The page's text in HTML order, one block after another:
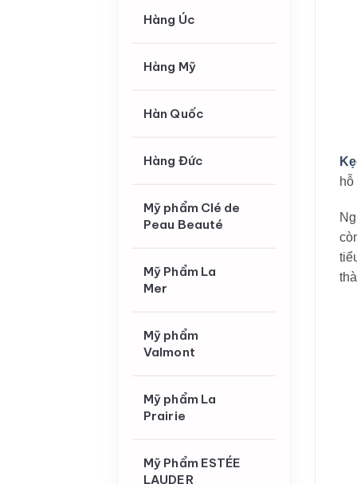
Hàng Úc
Hàng Mỹ
Hàn Quốc
Hàng Đức
Mỹ phẩm Clé de
Peau Beauté
Mỹ Phẩm La
Mer
Mỹ phẩm
Valmont
Mỹ phẩm La
Prairie
Mỹ Phẩm ESTÉE
LAUDER